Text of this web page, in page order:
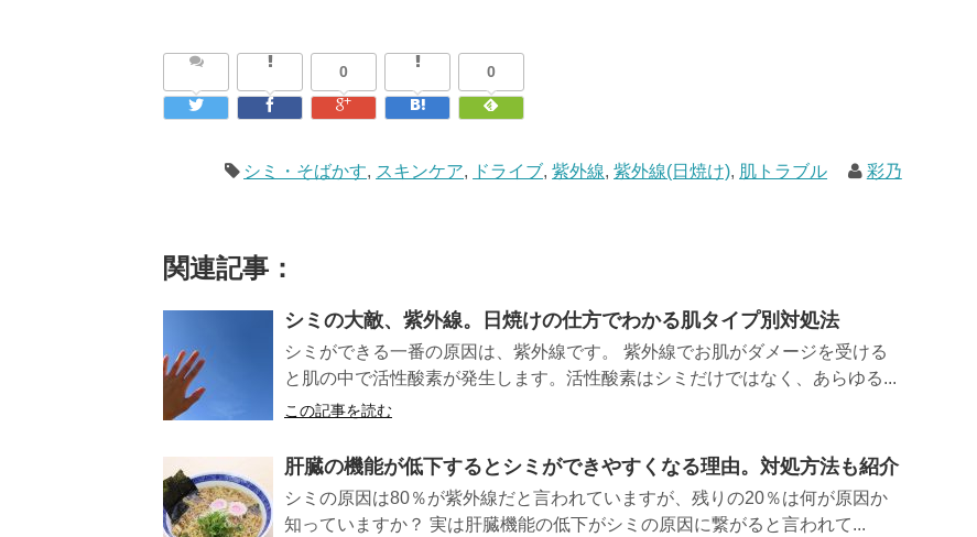
0 0
シミ・そばかす, スキンケア, ドライブ,紫外線,紫外線(日焼け), 肌トラブル 彩乃
関連記事：
シミの大敵、紫外線。日焼けの仕方でわかる肌タイプ別対処法
シミができる一番の原因は、紫外線です。 紫外線でお肌がダメージを受ける
と肌の中で活性酸素が発生します。活性酸素はシミだけではなく、あらゆる...
この記事を読む
肝臓の機能が低下するとシミができやすくなる理由。対処方法も紹介
シミの原因は80％が紫外線だと言われていますが、残りの20％は何が原因か
知っていますか？ 実は肝臓機能の低下がシミの原因に繋がると言われて...